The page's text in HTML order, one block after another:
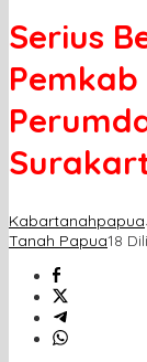
Serius
Kabartanahpapua
Tanah Papua18